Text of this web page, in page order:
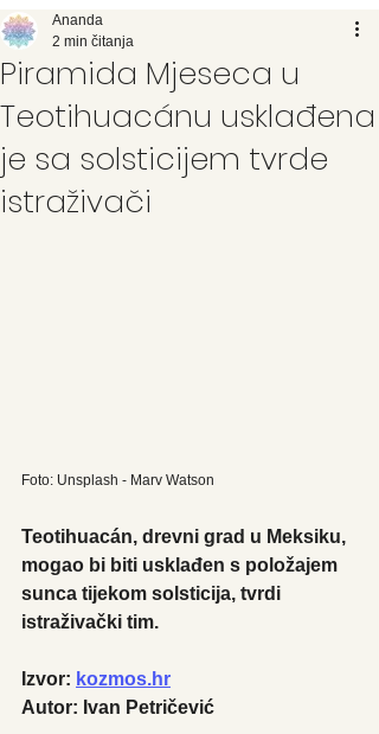
Piramida Mjeseca u
Teotihuacánu usklađena
je sa solsticijem tvrde
istraživači
Ananda
2 min čitanja
Foto: Unsplash - Marv Watson
Teotihuacán, drevni grad u Meksiku,
mogao bi biti usklađen s položajem
sunca tijekom solsticija, tvrdi
istraživački tim.
Izvor: kozmos.hr
Autor: Ivan Petričević